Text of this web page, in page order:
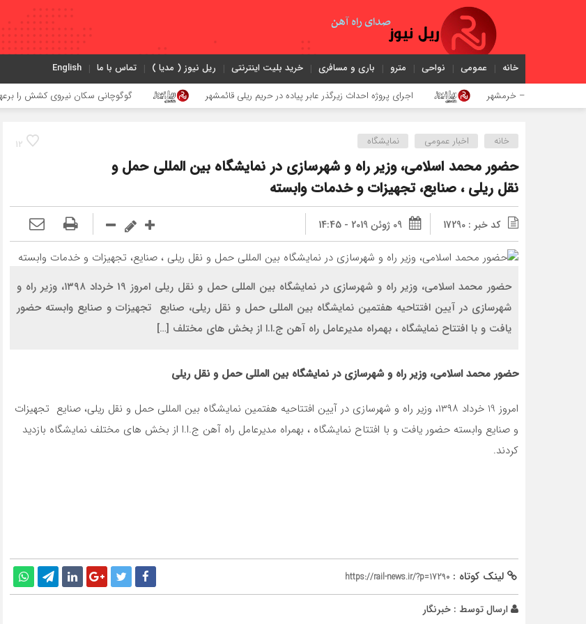
خانه عمومی نواحی مترو باری و مسافری خرید بلیت اینترنتی ریل نیوز ( مدیا ) تماس با ما English
کرمان – خرمشهر اجرای پروژه احداث زیرگذر عابر پیاده در حریم ریلی قائمشهر گوگوچانی سکان نیروی کشش را برعهده گرفت
12 خانه اخبار عمومی نمایشگاه
حضور محمد اسلامی، وزير راه و شهرسازي در نمایشگاه بین المللی حمل و
نقل ریلی ، صنایع، تجهیزات و خدمات وابسته
کد خبر : 17290 09 ژوئن 2019 - 14:45
حضور محمد اسلامی، وزير راه و شهرسازي در نمایشگاه بین المللی حمل و نقل ریلی امروز 19 خرداد ١٣٩٨، وزیر راه و
شهرسازی در آیین افتتاحيه هفتمين نمايشگاه بين المللي حمل و نقل ریلی، صنایع تجهیزات و صنایع وابسته حضور
یافت و با افتتاح نمایشگاه ، بهمراه مدیرعامل راه آهن ج.ا.ا از بخش های مختلف […]
حضور محمد اسلامی، وزير راه و شهرسازي در نمایشگاه بین المللی حمل و نقل ریلی
امروز 19 خرداد ١٣٩٨، وزیر راه و شهرسازی در آیین افتتاحيه هفتمين نمايشگاه بين المللي حمل و نقل ریلی، صنایع تجهیزات
و صنایع وابسته حضور یافت و با افتتاح نمایشگاه ، بهمراه مدیرعامل راه آهن ج.ا.ا از بخش های مختلف نمایشگاه بازدید
کردند.
لینک کوتاه : https://rail-news.ir/?p=17290
ارسال توسط : خبرنگار